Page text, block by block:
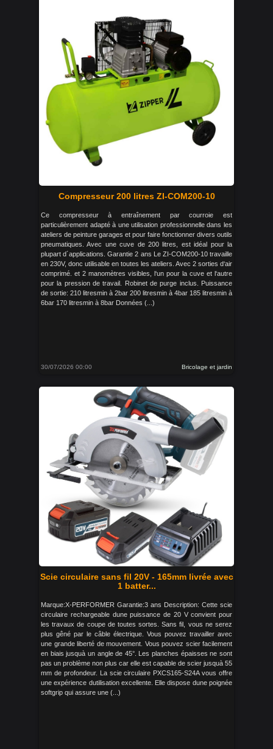
Compresseur 200 litres ZI-COM200-10
Ce compresseur à entraînement par courroie est
particulièrement adapté à une utilisation professionnelle dans les
ateliers de peinture garages et pour faire fonctionner divers outils
pneumatiques. Avec une cuve de 200 litres, est idéal pour la
plupart d´applications. Garantie 2 ans Le ZI-COM200-10 travaille
en 230V, donc utilisable en toutes les ateliers. Avec 2 sorties d‘air
comprimé. et 2 manomètres visibles, l‘un pour la cuve et l‘autre
pour la pression de travail. Robinet de purge inclus. Puissance
de sortie: 210 litresmin à 2bar 200 litresmin à 4bar 185 litresmin à
6bar 170 litresmin à 8bar Données (...)
30/07/2026 00:00 Bricolage et jardin
Scie circulaire sans fil 20V - 165mm livrée avec
1 batter...
Marque:X-PERFORMER Garantie:3 ans Description: Cette scie
circulaire rechargeable dune puissance de 20 V convient pour
les travaux de coupe de toutes sortes. Sans fil, vous ne serez
plus gêné par le câble électrique. Vous pouvez travailler avec
une grande liberté de mouvement. Vous pouvez scier facilement
en biais jusquà un angle de 45°. Les planches épaisses ne sont
pas un problème non plus car elle est capable de scier jusquà 55
mm de profondeur. La scie circulaire PXCS165-S24A vous offre
une expérience dutilisation excellente. Elle dispose dune poignée
softgrip qui assure une (...)